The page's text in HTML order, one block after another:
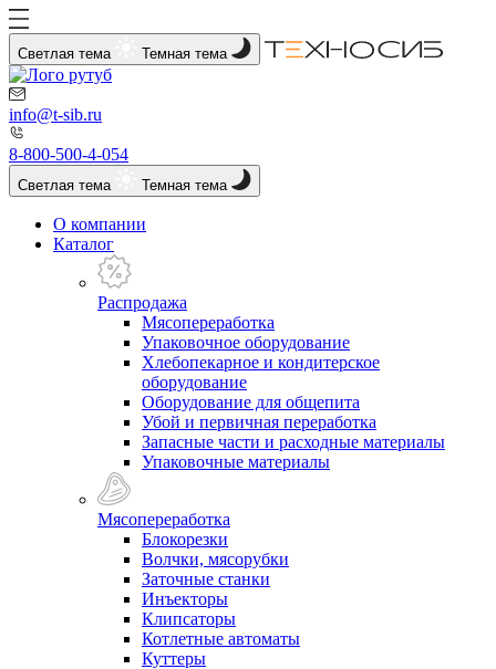
Светлая тема Темная тема
info@t-sib.ru
8-800-500-4-054
Светлая тема Темная тема
О компании
Каталог
Распродажа
Мясопереработка
Упаковочное оборудование
Хлебопекарное и кондитерское
оборудование
Оборудование для общепита
Убой и первичная переработка
Запасные части и расходные материалы
Упаковочные материалы
Мясопереработка
Блокорезки
Волчки, мясорубки
Заточные станки
Инъекторы
Клипсаторы
Котлетные автоматы
Куттеры